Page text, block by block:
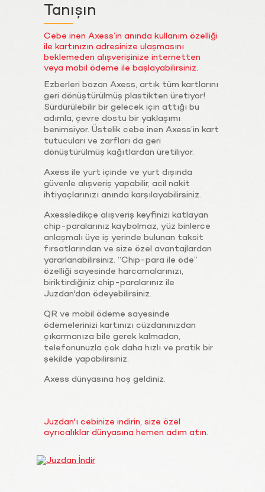
Tanışın
Cebe inen Axess’in anında kullanım özelliği
ile kartınızın adresinize ulaşmasını
beklemeden alışverişinize internetten
veya mobil ödeme ile başlayabilirsiniz.
Ezberleri bozan Axess, artık tüm kartlarını
geri dönüştürülmüş plastikten üretiyor!
Sürdürülebilir bir gelecek için attığı bu
adımla, çevre dostu bir yaklaşımı
benimsiyor. Üstelik cebe inen Axess’in kart
tutucuları ve zarfları da geri
dönüştürülmüş kağıtlardan üretiliyor.
Axess ile yurt içinde ve yurt dışında
güvenle alışveriş yapabilir, acil nakit
ihtiyaçlarınızı anında karşılayabilirsiniz.
Axessledikçe alışveriş keyfinizi katlayan
chip-paralarınız kaybolmaz, yüz binlerce
anlaşmalı üye iş yerinde bulunan taksit
fırsatlarından ve size özel avantajlardan
yararlanabilirsiniz. “Chip-para ile öde”
özelliği sayesinde harcamalarınızı,
biriktirdiğiniz chip-paralarınız ile
Juzdan'dan ödeyebilirsiniz.
QR ve mobil ödeme sayesinde
ödemelerinizi kartınızı cüzdanınızdan
çıkarmanıza bile gerek kalmadan,
telefonunuzla çok daha hızlı ve pratik bir
şekilde yapabilirsiniz.
Axess dünyasına hoş geldiniz.
Juzdan'ı cebinize indirin, size özel
ayrıcalıklar dünyasına hemen adım atın.